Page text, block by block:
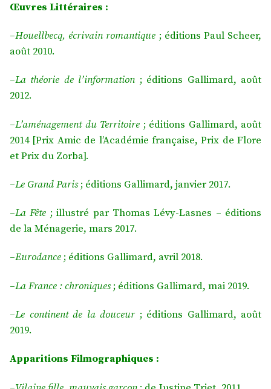
Œuvres Littéraires :
–Houellbecq, écrivain romantique ; éditions Paul Scheer,
août 2010.
–La théorie de l’information ; éditions Gallimard, août
2012.
–L’aménagement du Territoire ; éditions Gallimard, août
2014 [Prix Amic de l’Académie française, Prix de Flore
et Prix du Zorba].
–Le Grand Paris; éditions Gallimard, janvier 2017.
–La Fête ; illustré par Thomas Lévy-Lasnes – éditions
de la Ménagerie, mars 2017.
–Eurodance ; éditions Gallimard, avril 2018.
–La France : chroniques; éditions Gallimard, mai 2019.
–Le continent de la douceur; éditions Gallimard, août
2019.
Apparitions Filmographiques :